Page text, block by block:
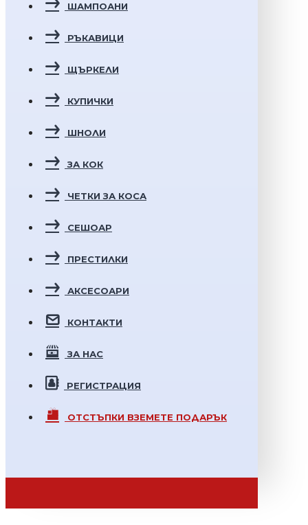
ШАМПОАНИ
РЪКАВИЦИ
ЩЪРКЕЛИ
КУПИЧКИ
ШНОЛИ
ЗА КОК
ЧЕТКИ ЗА КОСА
СЕШОАР
ПРЕСТИЛКИ
АКСЕСОАРИ
КОНТАКТИ
ЗА НАС
РЕГИСТРАЦИЯ
ОТСТЪПКИ ВЗЕМЕТЕ ПОДАРЪК